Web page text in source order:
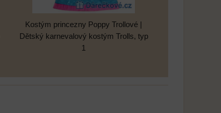
Kostým princezny Poppy Trollové |
Dětský karnevalový kostým Trolls, typ
1